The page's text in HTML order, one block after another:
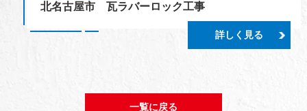
北名古屋市 瓦ラバーロック工事
詳しく見る
一覧に戻る